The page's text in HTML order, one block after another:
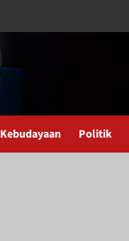
Kebudayaan Politik